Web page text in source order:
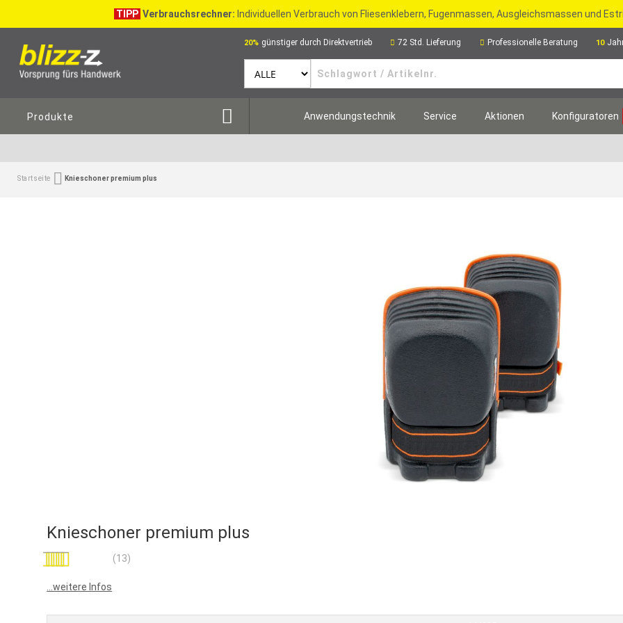
TIPP Verbrauchsrechner: Individuellen Verbrauch von Fliesenklebern, Fugenmassen, Ausgleichsmassen und
20% günstiger durch Direktvertrieb 72 Std. Lieferung Professionelle Beratung 10
Produkte Anwendungstechnik Service Aktionen Konfiguratoren
Startseite Knieschoner premium plus
Knieschoner premium plus
Bewertung: (13)
...weitere Infos